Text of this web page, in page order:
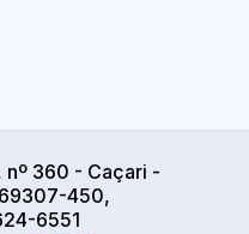
nº 360 - Caçari -
69307-450,
6551